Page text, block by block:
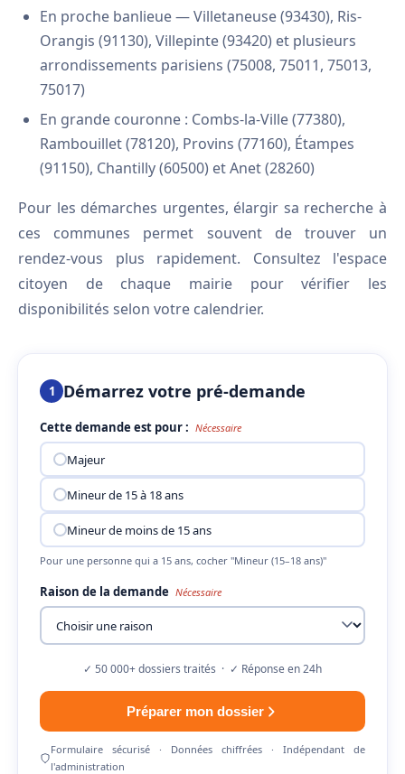
En proche banlieue — Villetaneuse (93430), Ris-
Orangis (91130), Villepinte (93420) et plusieurs
arrondissements parisiens (75008, 75011, 75013,
75017)
En grande couronne : Combs-la-Ville (77380),
Rambouillet (78120), Provins (77160), Étampes
(91150), Chantilly (60500) et Anet (28260)
Pour les démarches urgentes, élargir sa recherche à
ces communes permet souvent de trouver un
rendez-vous plus rapidement. Consultez l'espace
citoyen de chaque mairie pour vérifier les
disponibilités selon votre calendrier.
1 Démarrez votre pré-demande
Cette demande est pour : Nécessaire
Majeur
Mineur de 15 à 18 ans
Mineur de moins de 15 ans
Pour une personne qui a 15 ans, cocher "Mineur (15–18 ans)"
Raison de la demande Nécessaire
✓ 50 000+ dossiers traités · ✓ Réponse en 24h
Préparer mon dossier
Formulaire sécurisé · Données chiffrées · Indépendant de
l'administration